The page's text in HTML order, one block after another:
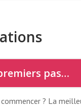
pas…
commencer ? La